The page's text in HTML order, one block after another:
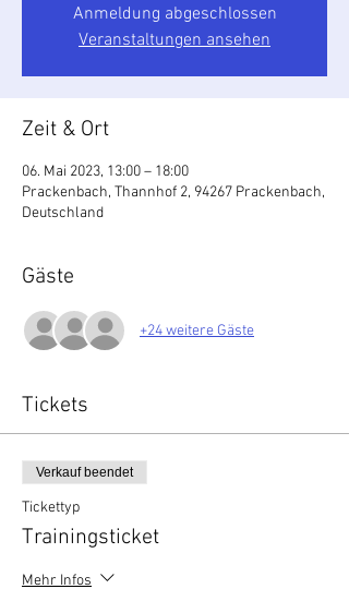
Anmeldung abgeschlossen
Veranstaltungen ansehen
Zeit & Ort
06. Mai 2023, 13:00 – 18:00
Prackenbach, Thannhof 2, 94267 Prackenbach,
Deutschland
Gäste
+24 weitere Gäste
Tickets
Verkauf beendet
Tickettyp
Trainingsticket
Mehr Infos